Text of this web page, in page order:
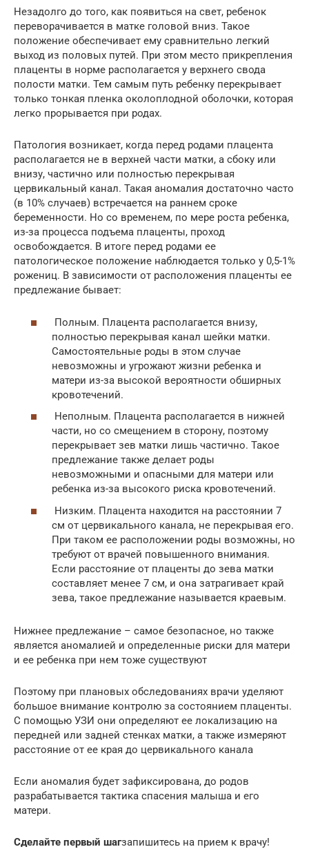
Незадолго до того, как появиться на свет, ребенок
переворачивается в матке головой вниз. Такое
положение обеспечивает ему сравнительно легкий
выход из половых путей. При этом место прикрепления
плаценты в норме располагается у верхнего свода
полости матки. Тем самым путь ребенку перекрывает
только тонкая пленка околоплодной оболочки, которая
легко прорывается при родах.
Патология возникает, когда перед родами плацента
располагается не в верхней части матки, а сбоку или
внизу, частично или полностью перекрывая
цервикальный канал. Такая аномалия достаточно часто
(в 10% случаев) встречается на раннем сроке
беременности. Но со временем, по мере роста ребенка,
из-за процесса подъема плаценты, проход
освобождается. В итоге перед родами ее
патологическое положение наблюдается только у 0,5-1%
рожениц. В зависимости от расположения плаценты ее
предлежание бывает:
Полным. Плацента располагается внизу,
полностью перекрывая канал шейки матки.
Самостоятельные роды в этом случае
невозможны и угрожают жизни ребенка и
матери из-за высокой вероятности обширных
кровотечений.
Неполным. Плацента располагается в нижней
части, но со смещением в сторону, поэтому
перекрывает зев матки лишь частично. Такое
предлежание также делает роды
невозможными и опасными для матери или
ребенка из-за высокого риска кровотечений.
Низким. Плацента находится на расстоянии 7
см от цервикального канала, не перекрывая его.
При таком ее расположении роды возможны, но
требуют от врачей повышенного внимания.
Если расстояние от плаценты до зева матки
составляет менее 7 см, и она затрагивает край
зева, такое предлежание называется краевым.
Нижнее предлежание – самое безопасное, но также
является аномалией и определенные риски для матери
и ее ребенка при нем тоже существуют
Поэтому при плановых обследованиях врачи уделяют
большое внимание контролю за состоянием плаценты.
С помощью УЗИ они определяют ее локализацию на
передней или задней стенках матки, а также измеряют
расстояние от ее края до цервикального канала
Если аномалия будет зафиксирована, до родов
разрабатывается тактика спасения малыша и его
матери.
Сделайте первый шагзапишитесь на прием к врачу!